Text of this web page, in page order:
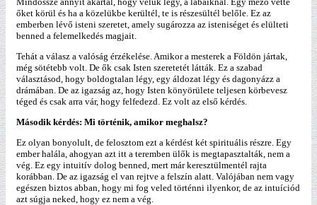
őket körül és ha a közelükbe kerültél, te is részesültél belőle. Ez az
emberben lévő isteni szeretet, amely sugározza az isteniséget és elülteti
benned a felemelkedés magjait.
Tehát a válasz a valóság érzékelése. Amikor a mesterek a Földön jártak,
még sötétebb volt. De ők csak Isten szeretetét látták. Ez a szabad
választásod, hogy boldogtalan légy, egy áldozat légy és dagonyázz a
drámában. De az igazság az, hogy Isten könyörülete teljesen körbevesz
téged és csak arra vár, hogy felfedezd. Ez volt az első kérdés.
Második kérdés: Mi történik, amikor meghalsz?
Ez olyan bonyolult, de felosztom ezt a kérdést két spirituális részre. Egy
ember halála, ahogyan azt itt a teremben ülők is megtapasztalták, nem a
vég. Ez egy intuitív dolog benned, mert már keresztülmentél rajta
korábban. De az igazság el van rejtve a felszín alatt. Valójában nem vagy
egészen biztos abban, hogy mi fog veled történni ilyenkor, de az intuíciód
azt súgja neked, hogy ez nem a vég.